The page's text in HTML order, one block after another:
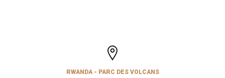
RWANDA - PARC DES VOLCANS